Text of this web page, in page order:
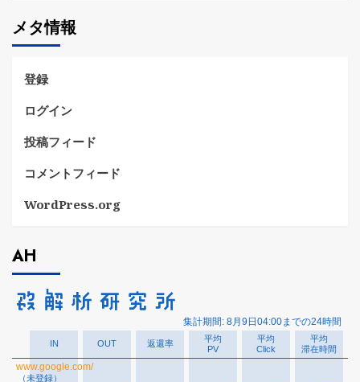
リ
ー
メタ情報
登録
ログイン
投稿フィード
コメントフィード
WordPress.org
AH